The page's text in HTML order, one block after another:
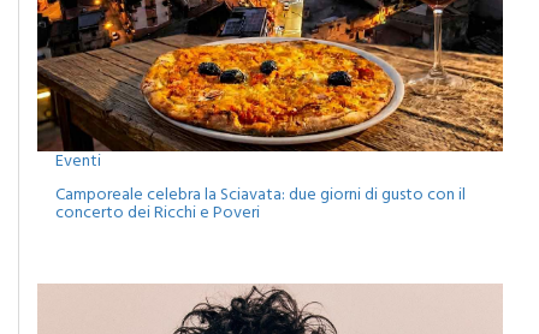
Eventi
Camporeale celebra la Sciavata: due giorni di gusto con il
concerto dei Ricchi e Poveri